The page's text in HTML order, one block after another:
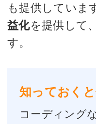
も提供していま
益化を提供して
す。
知っておく
コーディング